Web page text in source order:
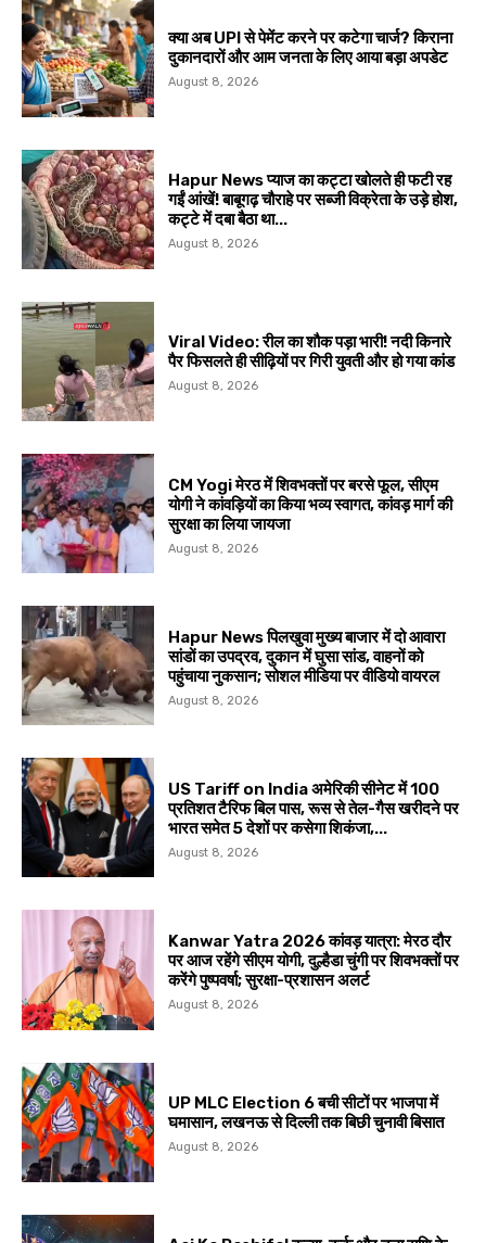
क्या अब UPI से पेमेंट करने पर कटेगा चार्ज? किराना
दुकानदारों और आम जनता के लिए आया बड़ा अपडेट
August 8, 2026
Hapur News प्याज का कट्टा खोलते ही फटी रह
गईं आंखें! बाबूगढ़ चौराहे पर सब्जी विक्रेता के उड़े होश,
कट्टे में दबा बैठा था...
August 8, 2026
Viral Video: रील का शौक पड़ा भारी! नदी किनारे
पैर फिसलते ही सीढ़ियों पर गिरी युवती और हो गया कांड
August 8, 2026
CM Yogi मेरठ में शिवभक्तों पर बरसे फूल, सीएम
योगी ने कांवड़ियों का किया भव्य स्वागत, कांवड़ मार्ग की
सुरक्षा का लिया जायजा
August 8, 2026
Hapur News पिलखुवा मुख्य बाजार में दो आवारा
सांडों का उपद्रव, दुकान में घुसा सांड, वाहनों को
पहुंचाया नुकसान; सोशल मीडिया पर वीडियो वायरल
August 8, 2026
US Tariff on India अमेरिकी सीनेट में 100
प्रतिशत टैरिफ बिल पास, रूस से तेल-गैस खरीदने पर
भारत समेत 5 देशों पर कसेगा शिकंजा,...
August 8, 2026
Kanwar Yatra 2026 कांवड़ यात्रा: मेरठ दौर
पर आज रहेंगे सीएम योगी, दुल्हैडा चुंगी पर शिवभक्तों पर
करेंगे पुष्पवर्षा; सुरक्षा-प्रशासन अलर्ट
August 8, 2026
UP MLC Election 6 बची सीटों पर भाजपा में
घमासान, लखनऊ से दिल्ली तक बिछी चुनावी बिसात
August 8, 2026